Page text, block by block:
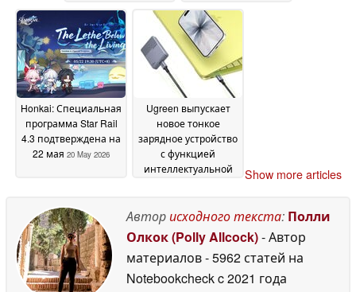
Honkai: Специальная
программа Star Rail
4.3 подтверждена на
22 мая 20 May 2026
Ugreen выпускает
новое тонкое
зарядное устройство
с функцией
интеллектуальной
Show more articles
Авторисходного текста: Полли
Олкок (Polly Allcock)- Автор
материалов- 5962 статей на
Notebookcheckc 2021 года